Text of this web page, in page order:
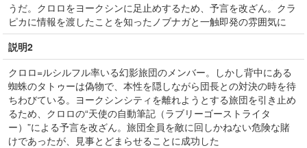
うだ。クロロをヨークシンに足止めするため、予言を改ざん。クラ
ピカに情報を渡したことを知ったノブナガと一触即発の雰囲気に
説明2
クロロ=ルシルフル率いる幻影旅団のメンバー。しかし背中にある
蜘蛛のタトゥーは偽物で、本性を隠しながら団長との対決の時を待
ちわびている。ヨークシンシティを離れようとする旅団を引き止め
るため、クロロの“天使の自動筆記（ラブリーゴーストライタ
ー）”による予言を改ざん。旅団全員を敵に回しかねない危険な賭
けであったが、見事とどまらせることに成功した